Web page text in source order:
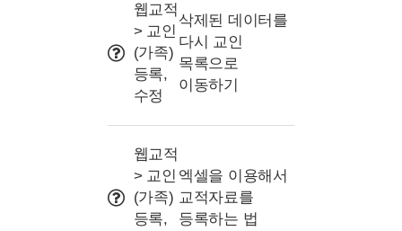
웹교적
> 교인
(가족)
등록,
수정
삭제된 데이터를
다시 교인
목록으로
이동하기
웹교적
> 교인
(가족)
등록,
엑셀을 이용해서
교적자료를
등록하는 법